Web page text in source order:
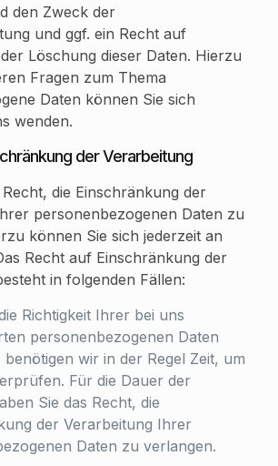
den Zweck der
und ggf. ein Recht auf
Löschung dieser Daten. Hierzu
Fragen zum Thema
Daten können Sie sich
wenden.
der Verarbeitung
die Einschränkung der
personenbezogenen Daten zu
können Sie sich jederzeit an
Recht auf Einschränkung der
in folgenden Fällen:
Richtigkeit Ihrer bei uns
personenbezogenen Daten
benötigen wir in der Regel Zeit, um
Für die Dauer der
Sie das Recht, die
der Verarbeitung Ihrer
Daten zu verlangen.